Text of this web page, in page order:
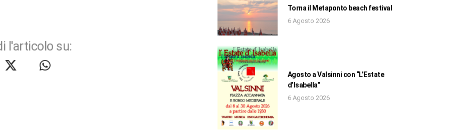
l'articolo su:
Torna il Metaponto beach festival
6 Agosto 2026
Agosto a Valsinni con “L’Estate
d’Isabella”
6 Agosto 2026